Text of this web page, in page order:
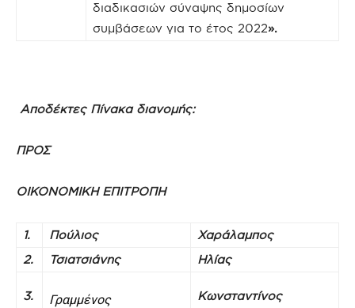
διαδικασιών σύναψης δημοσίων
συμβάσεων για το έτος 2022».
Αποδέκτες Πίνακα διανομής:
ΠΡΟΣ
ΟΙΚΟΝΟΜΙΚΗ ΕΠΙΤΡΟΠΗ
1. Πούλιος
Χαράλαμπος
2.
Τσιατσιάνης Ηλίας
3. Γραμμένος Κωνσταντίνος